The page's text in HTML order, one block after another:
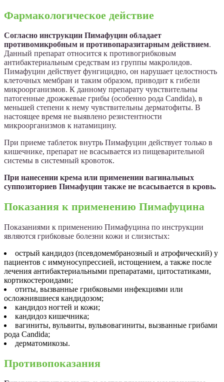
Фармакологическое действие
Согласно инструкции Пимафуцин обладает
противомикробным и противопаразитарным действием.
Данный препарат относится к противогрибковым
антибактериальным средствам из группы макролидов.
Пимафуцин действует фунгицидно, он нарушает целостность
клеточных мембран и таким образом, приводит к гибели
микроорганизмов. К данному препарату чувствительны
патогенные дрожжевые грибы (особенно рода Candida), в
меньшей степени к нему чувствительны дерматофиты. В
настоящее время не выявлено резистентности
микроорганизмов к натамицину.
При приеме таблеток внутрь Пимафуцин действует только в
кишечнике, препарат не всасывается из пищеварительной
системы в системный кровоток.
При нанесении крема или применении вагинальных
суппозиториев Пимафуцин также не всасывается в кровь.
Показания к применению Пимафуцина
Показаниями к применению Пимафуцина по инструкции
являются грибковые болезни кожи и слизистых:
острый кандидоз (псевдомембранозный и атрофический) у
пациентов с иммуносупрессией, истощением, а также после
лечения антибактериальными препаратами, цитостатиками,
кортикостероидами;
отиты, вызванные грибковыми инфекциями или
осложнившиеся кандидозом;
кандидоз ногтей и кожи;
кандидоз кишечника;
вагиниты, вульвиты, вульвовагиниты, вызванные грибами
рода Candida;
дерматомикозы.
Противопоказания